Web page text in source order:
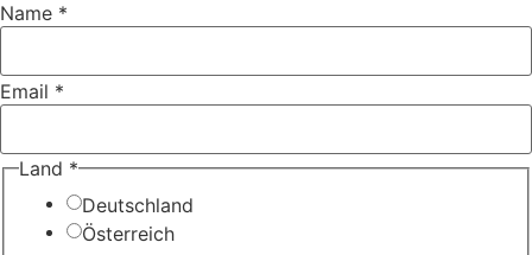
Name *
Email *
Name
Agreement
Email
Land *
Deutschland
Österreich